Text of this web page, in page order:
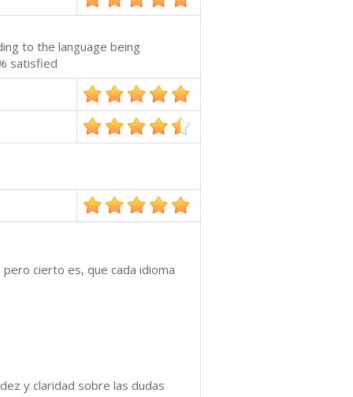
to the language being
satisfied
cierto es, que cada idioma
y claridad sobre las dudas